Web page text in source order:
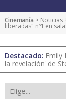
Cinemanía > Noticias
liberadas" nº1 en
Destacado: Emily
la revelación' de